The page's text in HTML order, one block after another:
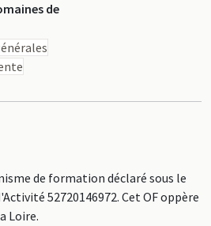
de
de formation déclaré sous le
52720146972. Cet OF oppère
Loire.